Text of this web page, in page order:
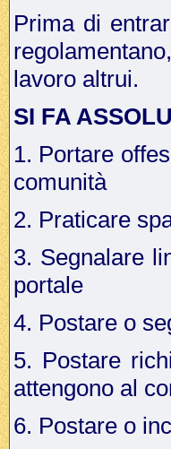
Prima di
lavoro altrui.
SI FA
1. Portare
comunità
2. Praticare
3. Segnalare
portale
4. Postare o
5. Postare
attengono al
6. Postare o